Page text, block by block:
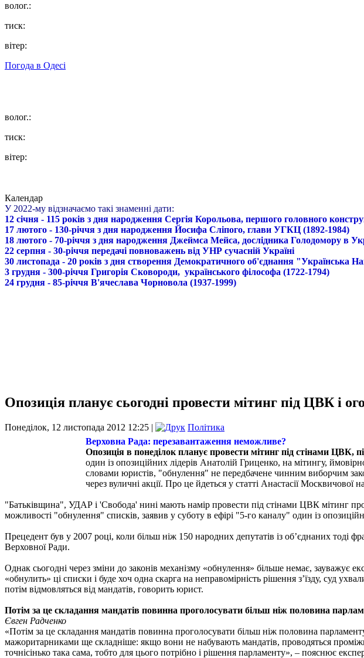
волог.:
тиск:
вітер:
Погода в Одесі
волог.:
тиск:
вітер:
Календар
У 2022-му відзначаємо такі знаменні дати:
12 січня - 115 років з дня народження Сергія Корольова, першого головного
17 лютого - 130-річчя з дня народження Йосифа Сліпого, глави УГКЦ (1892-1984)
18 лютого - 70-річчя з дня народження Джеймса Мейса, дослідника Голодомору в
22 серпня - 30-річчя передачі повноважень від УНР сучасній Україні
30 листопада - 20 років з дня створення Демократичного об'єднання "Українська
3 грудня - 300-річчя Григорія Сковороди, українського філософа (1722-1794)
24 грудня - 85-річчя В'ячеслава Чорновола (1937-1999)
Опозиція планує сьогодні провести мітинг під ЦВК і
Понеділок, 12 листопада 2012 12:25 |
Політика
Верховна Рада: перезавантаження неможливе?
Опозиція в понеділок планує провести мітинг під стінами ЦВК,
один із опозиційних лідерів Анатолій Гриценко, на мітингу,
словами юристів, "обнулення" не передбачене чинним виборчим
через вуличні акції. Про це йдеться у статті Анастасії Москвичової на
"Батьківщина", УДАР і 'Свобода' нині мають намір провести під стінами ЦВК мітинг
можливості "обнулення" списків, заявив у суботу в ефірі "5-го каналу" один із
Прецедент був у 2007 році, коли більш ніж 150 народних депутатів із об’єднаних
Верховної Ради.
Однак сьогодні через зміни до законів механізму «обнулення» більше немає, зауважує
«обнулить» ці списки і буде хоч одна скарга на неправомірність рішення з’їзду, суд
потім відмовляться від мандатів, говорить юрист.
Потім за це складання мандатів повинна проголосувати більш ніж половина
Євген Радченко
«Потім за це складання мандатів повинна проголосувати більш ніж половина
мажоритарниками ще складніше: якщо вони не набувають мандатів, проводяться
точнісінько така сама, тобто для цього потрібно і рішення парламенту», – пояснює